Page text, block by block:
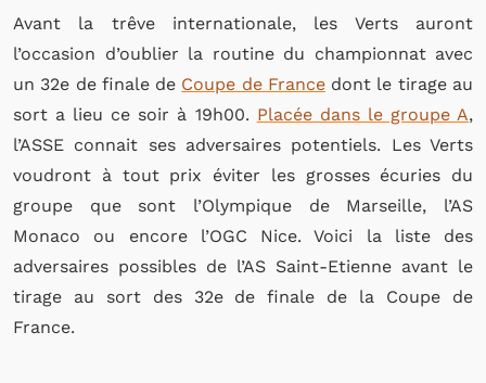
Avant la trêve internationale, les Verts auront
l’occasion d’oublier la routine du championnat avec
un 32e de finale de Coupe de Francedont le tirage au
sort a lieu ce soir à 19h00. Placée dans le groupe A,
l’ASSE connait ses adversaires potentiels. Les Verts
voudront à tout prix éviter les grosses écuries du
groupe que sont l’Olympique de Marseille, l’AS
Monaco ou encore l’OGC Nice. Voici la liste des
adversaires possibles de l’AS Saint-Etienne avant le
tirage au sort des 32e de finale de la Coupe de
France.